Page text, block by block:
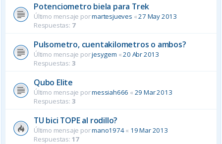
Potenciometro biela para Trek
Último mensaje pormartesjueves «27 May 2013
Respuestas: 7
Pulsometro, cuentakilometros o ambos?
Último mensaje porjesygem «20 Abr 2013
Respuestas: 3
Qubo Elite
Último mensaje pormessiah666 « 29 Mar 2013
Respuestas: 3
TU bici TOPE al rodillo?
Último mensaje pormano1974« 19 Mar 2013
Respuestas: 17